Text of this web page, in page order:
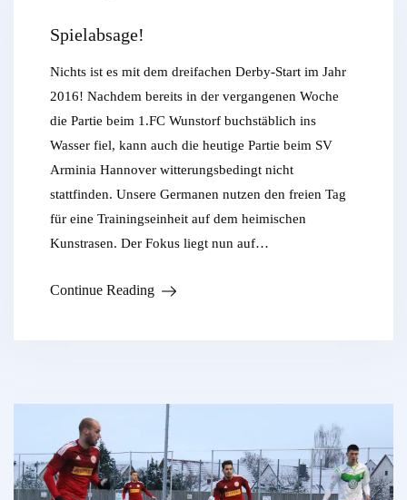
Spielabsage!
Nichts ist es mit dem dreifachen Derby-Start im Jahr
2016! Nachdem bereits in der vergangenen Woche
die Partie beim 1.FC Wunstorf buchstäblich ins
Wasser fiel, kann auch die heutige Partie beim SV
Arminia Hannover witterungsbedingt nicht
stattfinden. Unsere Germanen nutzen den freien Tag
für eine Trainingseinheit auf dem heimischen
Kunstrasen. Der Fokus liegt nun auf…
Continue Reading